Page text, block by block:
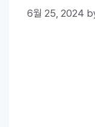
6월 25, 2024